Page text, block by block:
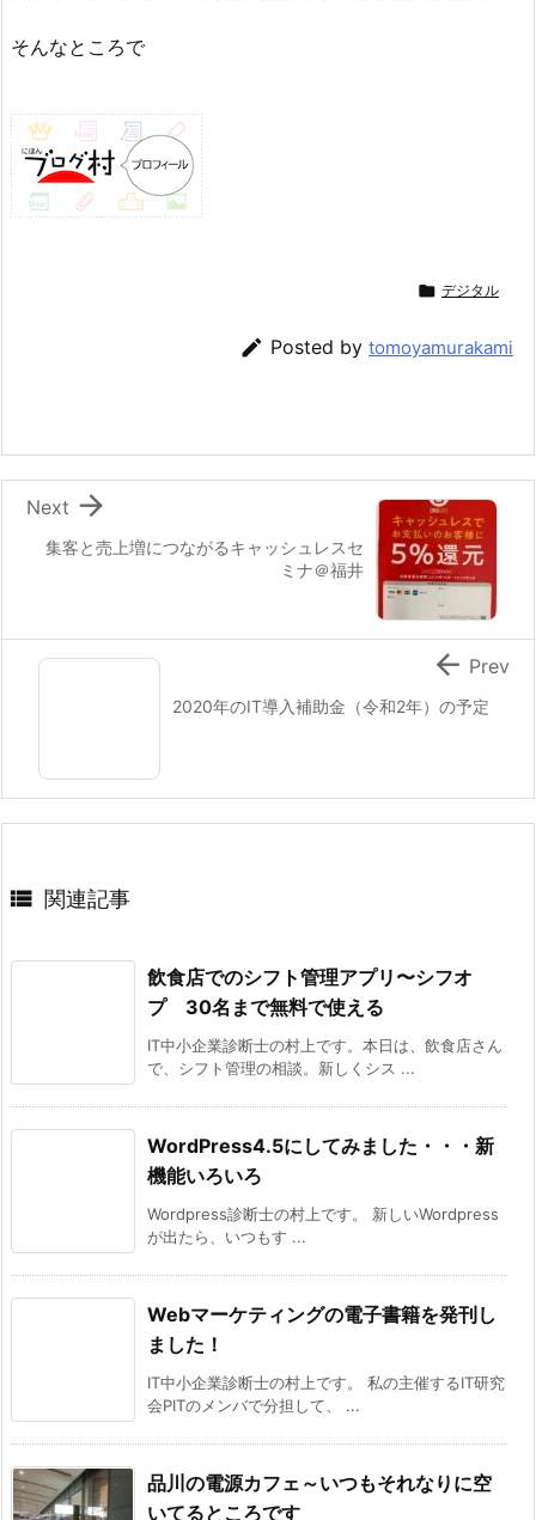
そんなところで
 デジタル
 Posted by tomoyamurakami
集客と売上増につながるキャッシュレスセ
ミナ＠福井

Next
2020年のIT導入補助金（令和2年）の予定
 Prev
 関連記事
飲食店でのシフト管理アプリ〜シフオ
プ 30名まで無料で使える
IT中小企業診断士の村上です。本日は、飲食店さん
で、シフト管理の相談。新しくシス ...
WordPress4.5にしてみました・・・新
機能いろいろ
Wordpress診断士の村上です。 新しいWordpress
が出たら、いつもす ...
Webマーケティングの電子書籍を発刊し
ました！
IT中小企業診断士の村上です。 私の主催するIT研究
会PITのメンバで分担して、 ...
品川の電源カフェ～いつもそれなりに空
いてるところです